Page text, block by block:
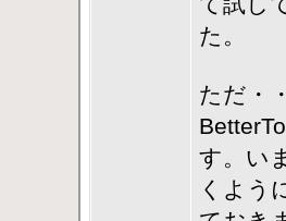
た。
ただ・
す。い
くよう